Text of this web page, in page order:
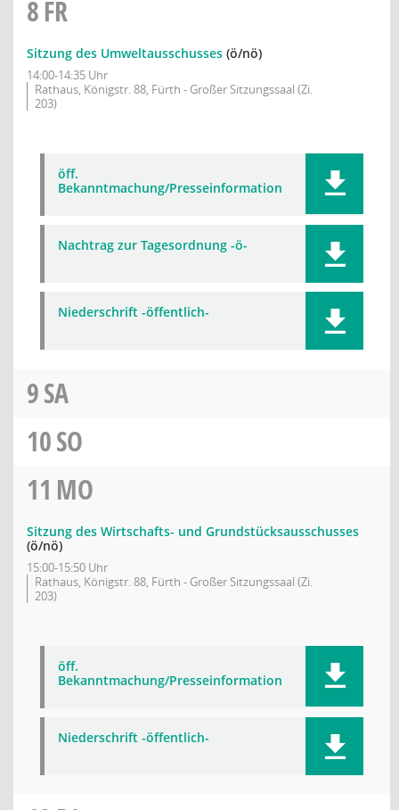
8FR
Sitzung des Umweltausschusses (ö/nö)
14:00-14:35 Uhr
Rathaus, Königstr. 88, Fürth - Großer Sitzungssaal (Zi.
203)
öff.
Bekanntmachung/Presseinformation
Nachtrag zur Tagesordnung -ö-
Niederschrift -öffentlich-
9SA
10SO
11 MO
Sitzung des Wirtschafts- und Grundstücksausschusses
(ö/nö)
15:00-15:50 Uhr
Rathaus, Königstr. 88, Fürth - Großer Sitzungssaal (Zi.
203)
öff.
Bekanntmachung/Presseinformation
Niederschrift -öffentlich-